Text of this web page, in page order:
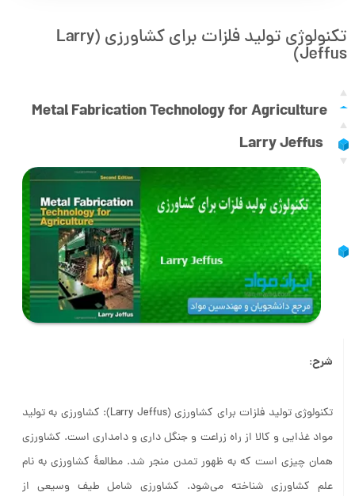
تکنولوژی تولید فلزات برای کشاورزی (Larry
Jeffus)
Metal Fabrication Technology for Agriculture
Larry Jeffus
شرح:
تکنولوژی تولید فلزات برای کشاورزی (Larry Jeffus): کشاورزی به تولید
مواد غذایی و کالا از راه زراعت و جنگل داری و دامداری است. کشاورزی
همان چیزی است که به ظهور تمدن منجر شد. مطالعهٔ کشاورزی به نام
علم کشاورزی شناخته می‌شود. کشاورزی شامل طیف وسیعی از